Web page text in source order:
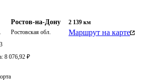
Ростов-на-Дону
Ростовская обл.
2 139 км
Маршрут на карте
8 076,92 ₽